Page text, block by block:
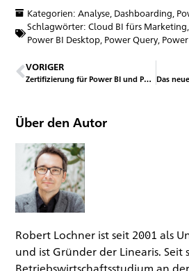
Kategorien: Analyse Dashboarding
Schlagwörter: Cloud BI fürs Marketing
Power BI Desktop Power Query
VORIGER
Über den Autor
Robert Lochner ist seit 2001 als
und ist Gründer der Linearis. Seit